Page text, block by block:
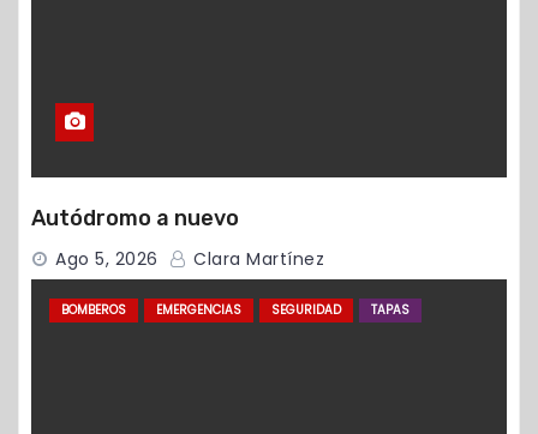
Autódromo a nuevo
Ago 5, 2026 Clara Martínez
BOMBEROS EMERGENCIAS SEGURIDAD TAPAS